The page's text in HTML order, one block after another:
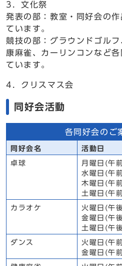
3．文化祭
発表の部：教室・同好会の
ています。
競技の部：グラウンドゴル
康麻雀、カーリンコンなど
ています。
4．クリスマス会
同好会活動
各同好会のご
同好会名 活動日
卓球
月曜日(午
水曜日(午
木曜日(午
土曜日(午
カラオケ
火曜日(午
金曜日(午
土曜日(午
ダンス
火曜日(午
金曜日(午